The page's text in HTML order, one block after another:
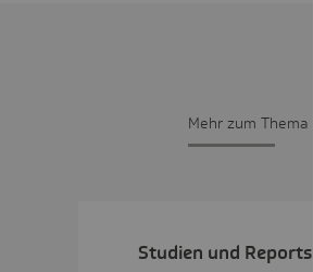
Mehr zum Thema
Studien und Reports